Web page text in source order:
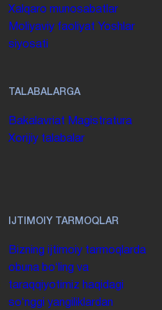
Xalqaro munosabatlar
Moliyaviy faoliyat Yoshlar
siyosati
TALABALARGA
Bakalavriat Magistratura
Xorijiy talabalar
IJTIMOIY TARMOQLAR
Bizning ijtimoiy tarmoqlarda
obuna boʻling va
taraqqiyotimiz haqidagi
soʻnggi yangiliklardan